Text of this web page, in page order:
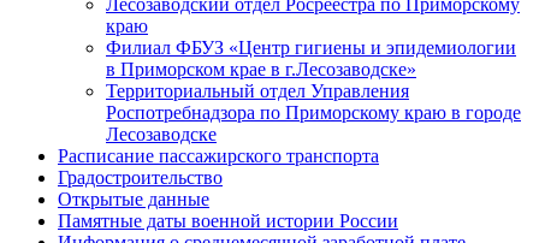
Лесозаводский отдел Росреестра по Приморскому
краю
Филиал ФБУЗ «Центр гигиены и эпидемиологии
в Приморском крае в г.Лесозаводске»
Территориальный отдел Управления
Роспотребнадзора по Приморскому краю в городе
Лесозаводске
Расписание пассажирского транспорта
Градостроительство
Открытые данные
Памятные даты военной истории России